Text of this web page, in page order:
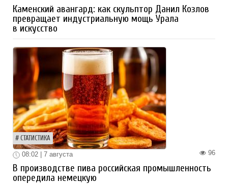
Каменский авангард: как скульптор Данил Козлов
превращает индустриальную мощь Урала
в искусство
СТАТИСТИКА
96
08:02 | 7 августа
В производстве пива российская промышленность
опередила немецкую